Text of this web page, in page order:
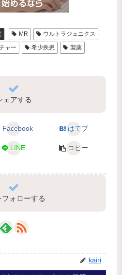
MR
ウルトラジェニクス
ャー 希少疾患
製薬
ェアする
Facebook はてブ
LINE コピー
フォローする
kairi